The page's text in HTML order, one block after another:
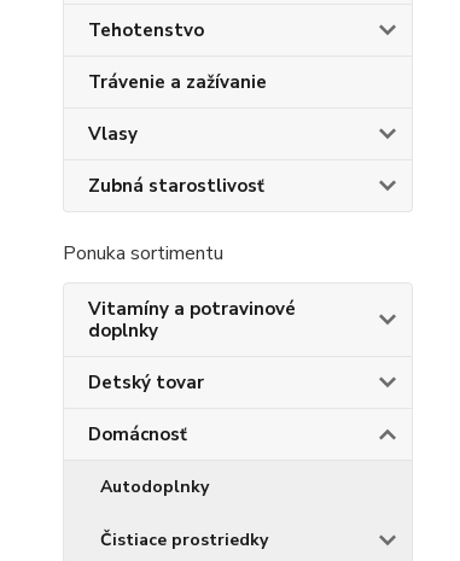
Tehotenstvo
Trávenie a zažívanie
Vlasy
Zubná starostlivosť
Ponuka sortimentu
Vitamíny a potravinové
doplnky
Detský tovar
Domácnosť
Autodoplnky
Čistiace prostriedky